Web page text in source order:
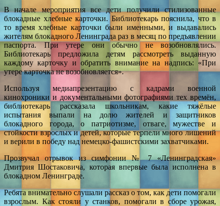
В начале мероприятия все дети получили стилизованные
блокадные хлебные карточки. Библиотекарь пояснила, что в
то время хлебные карточки были именными, и выдавались
жителям блокадного Ленинграда раз в месяц по предъявлении
паспорта. При утере они обычно не возобновлялись.
Библиотекарь предложила детям рассмотреть выданную
каждому карточку и обратить внимание на надпись: «При
утере карточка не возобновляется».
Используя медиапрезентацию с кадрами военной
кинохроники и документальными фотографиями тех времён,
библиотекарь рассказала школьникам, какие тяжёлые
испытания выпали на долю жителей и защитников
блокадного города, о патриотизме, отваге, мужестве и
стойкости взрослых и детей, которые терпели много лишений
и верили в победу над немецко-фашистскими захватчиками.
Прозвучал отрывок из симфонии № 7 «Ленинградская»
Дмитрия Шостаковича, которая впервые была исполнена в
блокадном Ленинграде.
Ребята внимательно слушали рассказ о том, как дети помогали
взрослым. Как стояли у станков, помогали в сборе урожая,